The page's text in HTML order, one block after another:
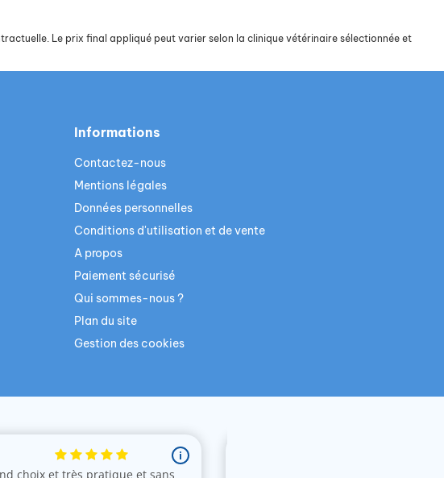
Le prix final appliqué peut varier selon la clinique vétérinaire sélectionnée et
Informations
Contactez-nous
Mentions légales
Données personnelles
Conditions d'utilisation et de vente
A propos
Paiement sécurisé
Qui sommes-nous ?
Plan du site
Gestion des cookies